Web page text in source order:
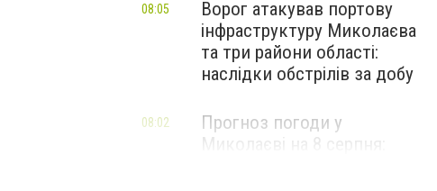
Ворог атакував портову
інфраструктуру Миколаєва
та три райони області:
наслідки обстрілів за добу
08:05
Прогноз погоди у
Миколаєві на 8 серпня:
08:02